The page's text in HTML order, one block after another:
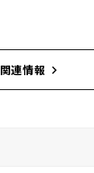
関連情報